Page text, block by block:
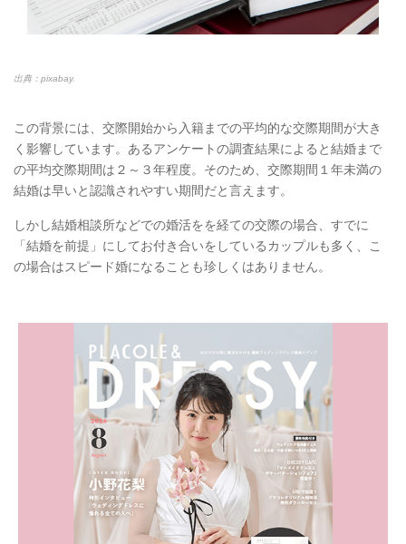
出典：pixabay.
この背景には、交際開始から入籍までの平均的な交際期間が大き
く影響しています。あるアンケートの調査結果によると結婚まで
の平均交際期間は２～３年程度。そのため、交際期間１年未満の
結婚は早いと認識されやすい期間だと言えます。
しかし結婚相談所などでの婚活をを経ての交際の場合、すでに
「結婚を前提」にしてお付き合いをしているカップルも多く、こ
の場合はスピード婚になることも珍しくはありません。